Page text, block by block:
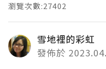
瀏覽次數:27402
雪地裡的彩虹
發佈於